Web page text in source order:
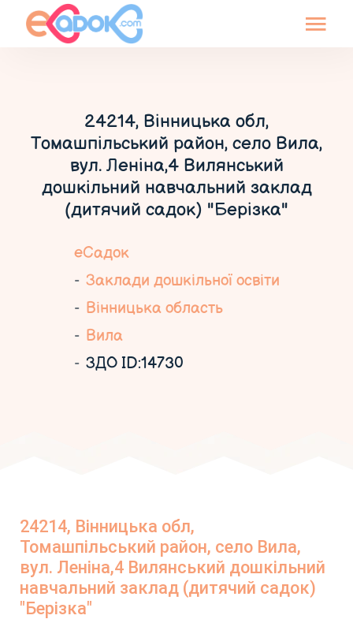
24214, Вінницька обл,
Томашпільський район, село Вила,
вул. Леніна,4 Вилянський
дошкільний навчальний заклад
(дитячий садок) "Берізка"
еСадок
Заклади дошкільної освіти
Вінницька область
Вила
ЗДО ID:14730
24214, Вінницька обл,
Томашпільський район, село Вила,
вул. Леніна,4 Вилянський дошкільний
навчальний заклад (дитячий садок)
"Берізка"